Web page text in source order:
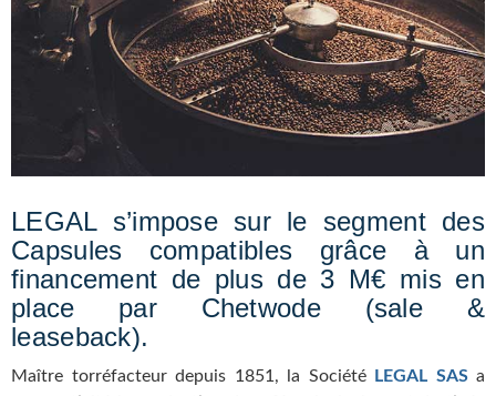
LEGAL s’impose sur le segment des
Capsules compatibles grâce à un
financement de plus de 3 M€ mis en
place par Chetwode (sale &
leaseback).
Maître torréfacteur depuis 1851, la Société LEGAL SASa